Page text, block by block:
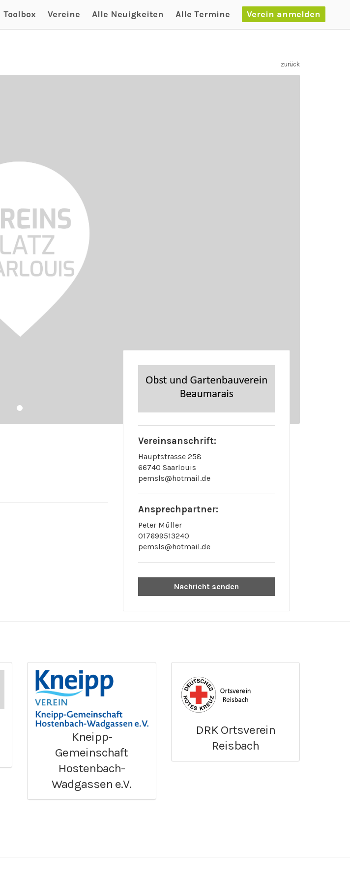
Toolbox Vereine Alle Neuigkeiten Alle Termine Verein anmelden
zurück
Vereinsanschrift:
Hauptstrasse 258
66740 Saarlouis
pemsls@hotmail.de
Ansprechpartner:
Peter Müller
017699513240
pemsls@hotmail.de
Nachricht senden
Kneipp-
Gemeinschaft
Hostenbach-
Wadgassen e.V.
DRK Ortsverein
Reisbach